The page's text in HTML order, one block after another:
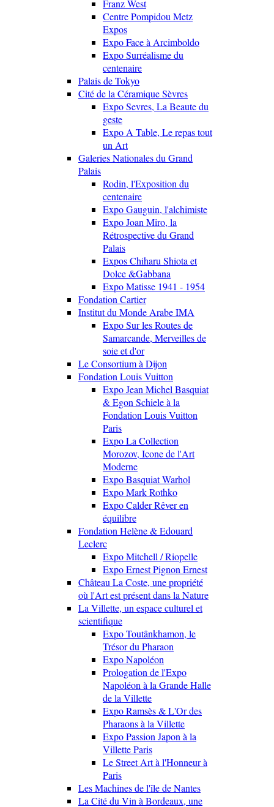
Franz West
Centre Pompidou Metz
Expos
Expo Face à Arcimboldo
Expo Surréalisme du
centenaire
Palais de Tokyo
Cité de la Céramique Sèvres
Expo Sevres, La Beaute du
geste
Expo A Table, Le repas tout
un Art
Galeries Nationales du Grand
Palais
Rodin, l'Exposition du
centenaire
Expo Gauguin, l'alchimiste
Expo Joan Miro, la
Rétrospective du Grand
Palais
Expos Chiharu Shiota et
Dolce &Gabbana
Expo Matisse 1941 - 1954
Fondation Cartier
Institut du Monde Arabe IMA
Expo Sur les Routes de
Samarcande, Merveilles de
soie et d'or
Le Consortium à Dijon
Fondation Louis Vuitton
Expo Jean Michel Basquiat
& Egon Schiele à la
Fondation Louis Vuitton
Paris
Expo La Collection
Morozov, Icone de l'Art
Moderne
Expo Basquiat Warhol
Expo Mark Rothko
Expo Calder Rêver en
équilibre
Fondation Helène & Edouard
Leclerc
Expo Mitchell / Riopelle
Expo Ernest Pignon Ernest
Château La Coste, une propriété
où l'Art est présent dans la Nature
La Villette, un espace culturel et
scientifique
Expo Toutânkhamon, le
Trésor du Pharaon
Expo Napoléon
Prologation de l'Expo
Napoléon à la Grande Halle
de la Villette
Expo Ramsès & L'Or des
Pharaons à la Villette
Expo Passion Japon à la
Villette Paris
Le Street Art à l'Honneur à
Paris
Les Machines de l'île de Nantes
La Cité du Vin à Bordeaux, une